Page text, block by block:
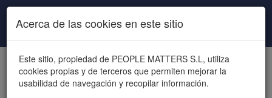
Pasar al contenido principal
Acerca de las cookies en este sitio
Este sitio, propiedad de PEOPLE MATTERS S.L, utiliza
cookies propias y de terceros que permiten mejorar la
usabilidad de navegación y recopilar información.